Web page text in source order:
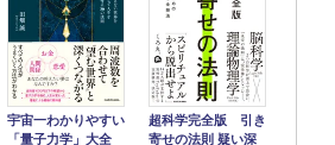
宇宙一わかりやすい
「量子力学」大全
超科学完全版 引き
寄せの法則 疑い深